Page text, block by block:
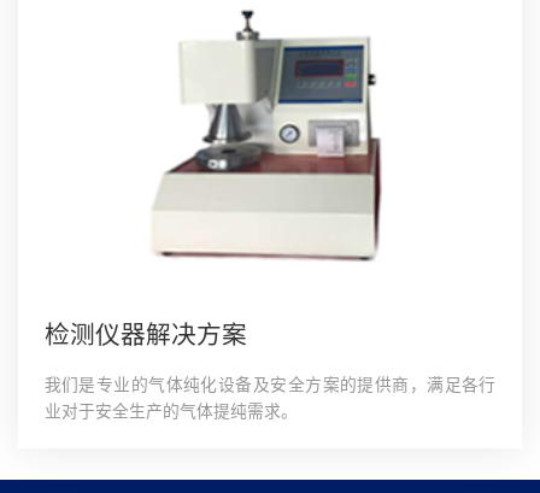
检测仪器解决方案
我们是专业的气体纯化设备及安全方案的提供商，满足各行
业对于安全生产的气体提纯需求。